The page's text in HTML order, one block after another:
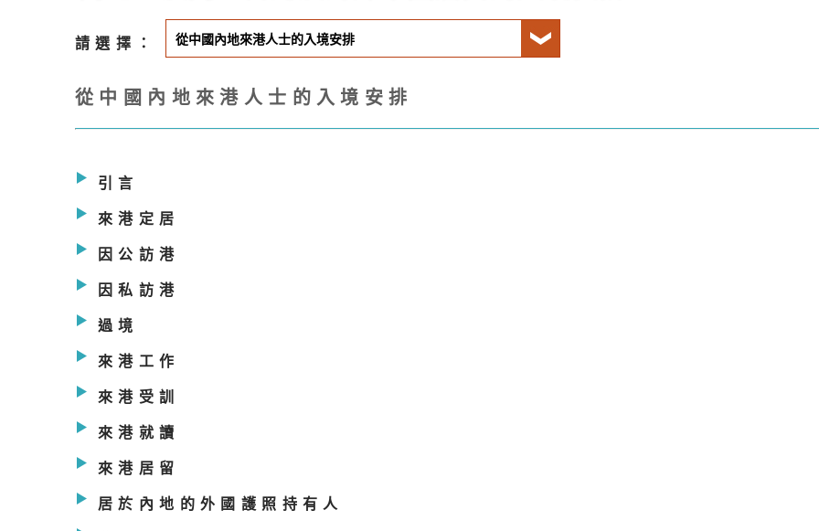
請選擇：
從中國內地來港人士的入境安排
引言
來港定居
因公訪港
因私訪港
過境
來港工作
來港受訓
來港就讀
來港居留
居於內地的外國護照持有人